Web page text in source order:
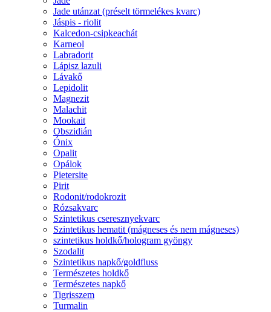
Jade utánzat (préselt törmelékes kvarc)
Jáspis - riolit
Kalcedon-csipkeachát
Karneol
Labradorit
Lápisz lazuli
Lávakő
Lepidolit
Magnezit
Malachit
Mookait
Obszidián
Ónix
Opalit
Opálok
Pietersite
Pirit
Rodonit/rodokrozit
Rózsakvarc
Szintetikus cseresznyekvarc
Szintetikus hematit (mágneses és nem mágneses)
szintetikus holdkő/hologram gyöngy
Szodalit
Szintetikus napkő/goldfluss
Természetes holdkő
Természetes napkő
Tigrisszem
Turmalin